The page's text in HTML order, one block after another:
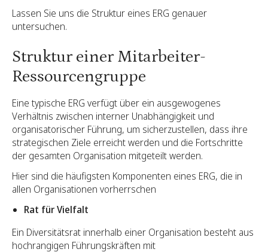
Lassen Sie uns die Struktur eines ERG genauer
untersuchen.
Struktur einer Mitarbeiter-
Ressourcengruppe
Eine typische ERG verfügt über ein ausgewogenes
Verhältnis zwischen interner Unabhängigkeit und
organisatorischer Führung, um sicherzustellen, dass ihre
strategischen Ziele erreicht werden und die Fortschritte
der gesamten Organisation mitgeteilt werden.
Hier sind die häufigsten Komponenten eines ERG, die in
allen Organisationen vorherrschen
Rat für Vielfalt
Ein Diversitätsrat innerhalb einer Organisation besteht aus
hochrangigen Führungskräften mit